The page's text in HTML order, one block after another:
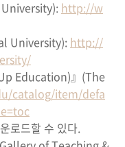
University): http://w
University): http://
Education)』(The
catalog/item/defa
로드할 수 있다.